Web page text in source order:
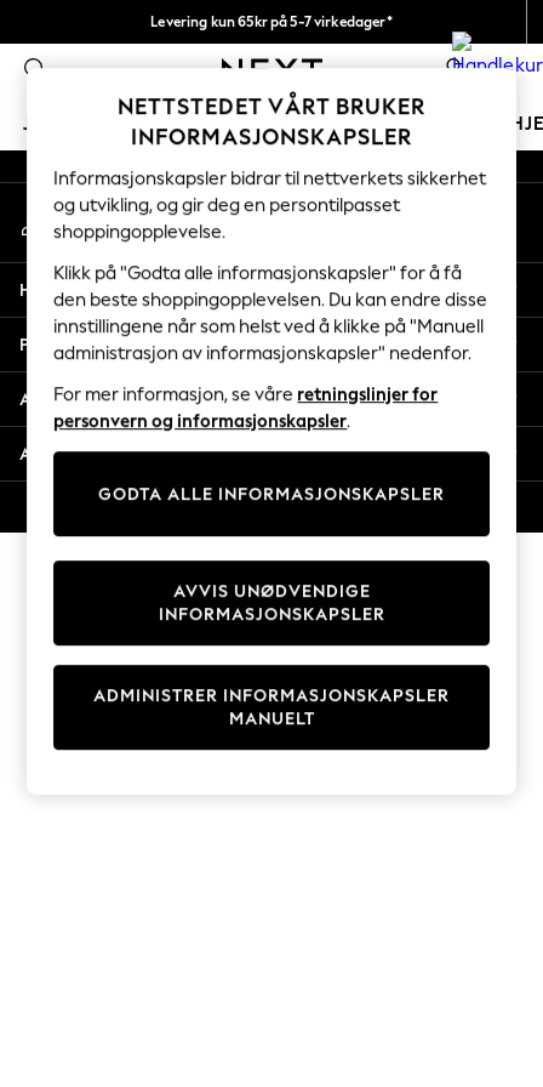
Levering kun 65kr på 5-7 virkedager*
Vi betaler alle tollavgifter 0
JENTER GUTTER BABY KVINNER
GIRLS
New In
50 - 92cm
98 - 110cm
116 - 134cm
140 - 174cm
Trending: Top & Short Sets
Trending: Clogs
Toy Story
THE SET
Coats & Jackets
Sweatshirts & Hoodies
Knitwear
Cardigans
Dresses
Sets & Outfits
T-Shirts
An error occurred on client
Våre sosiale nettverk
Min konto
Logg inn på kontoen din
Hjelp
Personvern & Juridisk
Avdelinger
Andre tjenester
NETTSTEDET VÅRT BRUKER
INFORMASJONSKAPSLER
Informasjonskapsler bidrar til nettverkets sikkerhet
og utvikling, og gir deg en persontilpasset
shoppingopplevelse.
Klikk på "Godta alle informasjonskapsler" for å få
den beste shoppingopplevelsen. Du kan endre disse
innstillingene når som helst ved å klikke på "Manuell
administrasjon av informasjonskapsler" nedenfor.
For mer informasjon, se våre retningslinjer for
personvern og informasjonskapsler.
GODTA ALLE INFORMASJONSKAPSLER
ADMINISTRER INFORMASJONSKAPSLER
MANUELT
AVVIS UNØDVENDIGE
INFORMASJONSKAPSLER